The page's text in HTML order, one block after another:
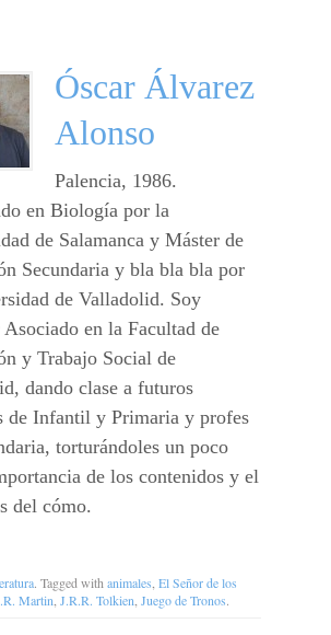
Óscar Álvarez
Alonso
Palencia, 1986.
en Biología por la
de Salamanca y Máster de
Secundaria y bla bla bla por
de Valladolid. Soy
Asociado en la Facultad de
y Trabajo Social de
dando clase a futuros
de Infantil y Primaria y profes
torturándoles un poco
de los contenidos y el
del cómo.
. Tagged with animales El Señor de los
Martin J.R.R. Tolkien Juego de Tronos.